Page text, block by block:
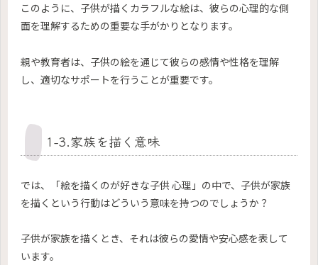
このように、子供が描くカラフルな絵は、彼らの心理的な側
面を理解するための重要な手がかりとなります。
親や教育者は、子供の絵を通じて彼らの感情や性格を理解
し、適切なサポートを行うことが重要です。
1-3.家族を描く意味
では、「絵を描くのが好きな子供 心理」の中で、子供が家族
を描くという行動はどういう意味を持つのでしょうか？
子供が家族を描くとき、それは彼らの愛情や安心感を表して
います。